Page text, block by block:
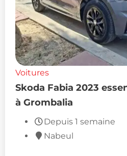
Voitures
Skoda Fabia 2023
à Grombalia
Depuis 1 semaine
Nabeul